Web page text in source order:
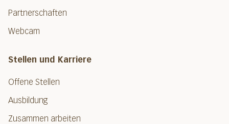
Partnerschaften
Webcam
Stellen und Karriere
Offene Stellen
Ausbildung
Zusammen arbeiten